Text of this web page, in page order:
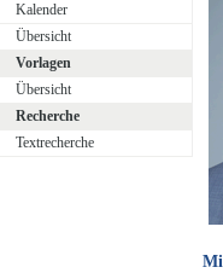
Kalender
Übersicht
Vorlagen
Übersicht
Recherche
Textrecherche